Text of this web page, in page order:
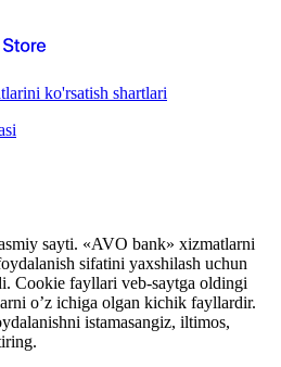
ko'rsatish shartlari
sayti. «AVO bank» xizmatlarni
sifatini yaxshilash uchun
Cookie fayllari veb-saytga oldingi
o’z ichiga olgan kichik fayllardir.
istamasangiz, iltimos,